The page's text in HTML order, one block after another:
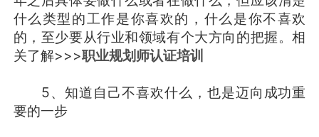
什么类型的工作是你喜欢的，什么是你不喜欢
的，至少要从行业和领域有个大方向的把握。相
关了解>>>职业规划师认证培训
5、知道自己不喜欢什么，也是迈向成功重
要的一步